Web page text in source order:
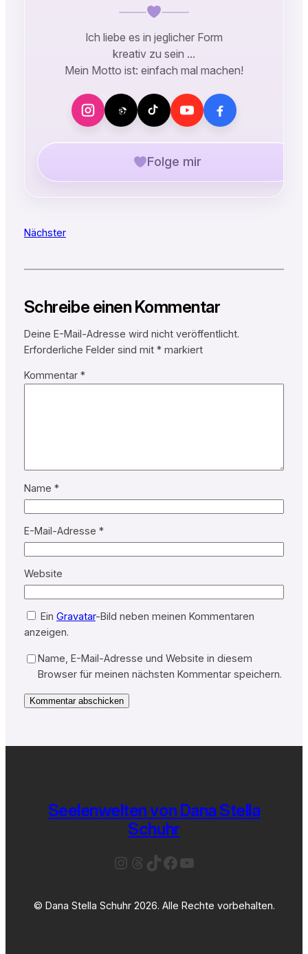
Ich liebe es in jeglicher Form
kreativ zu sein …
Mein Motto ist: einfach mal machen!
Folge mir
Nächster
Schreibe einen Kommentar
Deine E-Mail-Adresse wird nicht veröffentlicht.
Erforderliche Felder sind mit *markiert
Kommentar *
Name *
E-Mail-Adresse *
Website
Ein Gravatar-Bild neben meinen Kommentaren
anzeigen.
Name, E-Mail-Adresse und Website in diesem
Browser für meinen nächsten Kommentar speichern.
Seelenwelten von Dana Stella
Schuhr
Instagram
Threads
TikTok
Facebook
YouTube
© Dana Stella Schuhr 2026. Alle Rechte vorbehalten.